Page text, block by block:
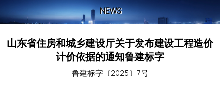
NEWS
山东省住房和城乡建设厅关于发布建设工程造价
计价依据的通知鲁建标字
鲁建标字〔2025〕7号